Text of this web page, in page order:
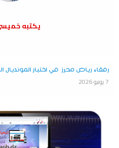
يكتبه
رفقاء رياض محرز في اختبار المونديال
7 يونيو 2026